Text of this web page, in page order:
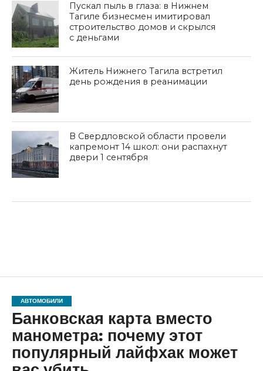
Пускал пыль в глаза: в Нижнем
Тагиле бизнесмен имитировал
строительство домов и скрылся
с деньгами
Житель Нижнего Тагила встретил
день рождения в реанимации
В Свердловской области провели
капремонт 14 школ: они распахнут
двери 1 сентября
АВТОМОБИЛИ
Банковская карта вместо
манометра: почему этот
популярный лайфхак может